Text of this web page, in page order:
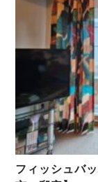
フィッシュバ